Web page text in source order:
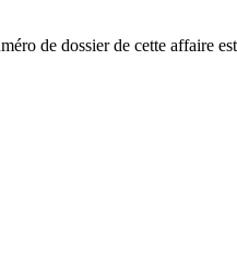
de dossier de cette affaire